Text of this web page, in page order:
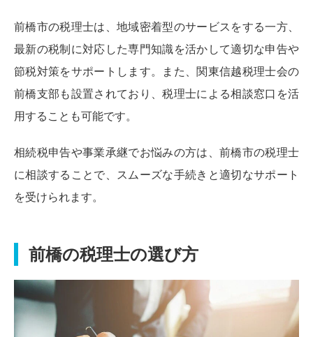
前橋市の税理士は、地域密着型のサービスをする一方、
最新の税制に対応した専門知識を活かして適切な申告や
節税対策をサポートします。また、関東信越税理士会の
前橋支部も設置されており、税理士による相談窓口を活
用することも可能です。
相続税申告や事業承継でお悩みの方は、前橋市の税理士
に相談することで、スムーズな手続きと適切なサポート
を受けられます。
前橋の税理士の選び方